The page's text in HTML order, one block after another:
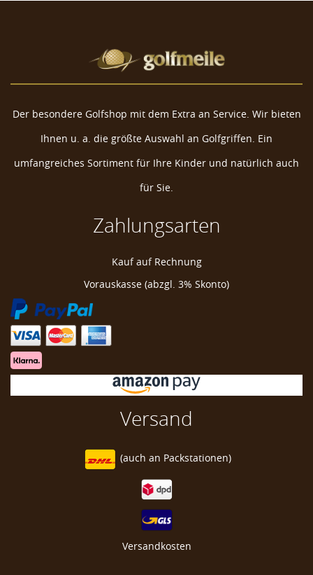
Der besondere Golfshop mit dem Extra an Service. Wir bieten
Ihnen u. a. die größte Auswahl an Golfgriffen. Ein
umfangreiches Sortiment für Ihre Kinder und natürlich auch
für Sie.
Weimaraner Hund Golf Schlägerkopfhülle
Weimaraner Hund Golfschlägerhülle
Weimaraner Hund Golf Schlägerkopfhaube
Zahlungsarten
Kauf auf Rechnung
Vorauskasse (abzgl. 3% Skonto)
Versand
(auch an Packstationen)
Versandkosten